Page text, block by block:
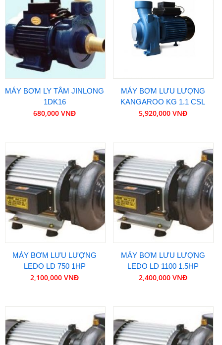
MÁY BƠM LY TÂM JINLONG
1DK16
680,000 VNĐ
MÁY BƠM LƯU LƯỢNG
KANGAROO KG 1.1 CSL
5,920,000 VNĐ
MÁY BƠM LƯU LƯỢNG
LEDO LD 750 1HP
2,100,000 VNĐ
MÁY BƠM LƯU LƯỢNG
LEDO LD 1100 1.5HP
2,400,000 VNĐ